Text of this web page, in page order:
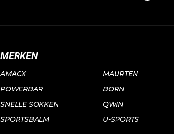
MERKEN
AMACX MAURTEN
POWERBAR
BORN
SNELLE SOKKEN
QWIN
SPORTSBALM
U-SPORTS